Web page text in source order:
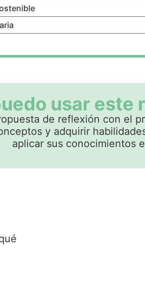
usar este
de reflexión con el
y adquirir
aplicar sus conocimientos